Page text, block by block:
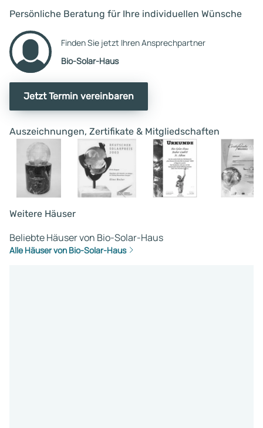
Persönliche Beratung für Ihre individuellen Wünsche
Finden Sie jetzt Ihren Ansprechpartner
Bio-Solar-Haus
Jetzt Termin vereinbaren
Auszeichnungen, Zertifikate & Mitgliedschaften
Weitere Häuser
Beliebte Häuser von Bio-Solar-Haus
Alle Häuser von Bio-Solar-Haus